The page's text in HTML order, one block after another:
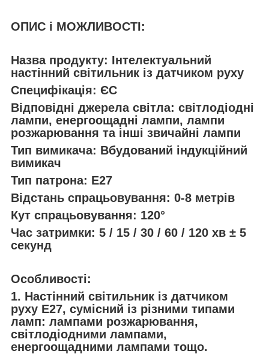
ОПИС і МОЖЛИВОСТІ:
Назва продукту: Інтелектуальний
настінний світильник із датчиком руху
Специфікація: ЄС
Відповідні джерела світла: світлодіодні
лампи, енергоощадні лампи, лампи
розжарювання та інші звичайні лампи
Тип вимикача: Вбудований індукційний
вимикач
Тип патрона: E27
Відстань спрацьовування: 0-8 метрів
Кут спрацьовування: 120°
Час затримки: 5 / 15 / 30 / 60 / 120 хв ± 5
секунд
Особливості:
1. Настінний світильник із датчиком
руху E27, сумісний із різними типами
ламп: лампами розжарювання,
світлодіодними лампами,
енергоощадними лампами тощо.